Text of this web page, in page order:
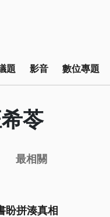
題 影音 數位專題
苓
最相關
盼拼湊真相